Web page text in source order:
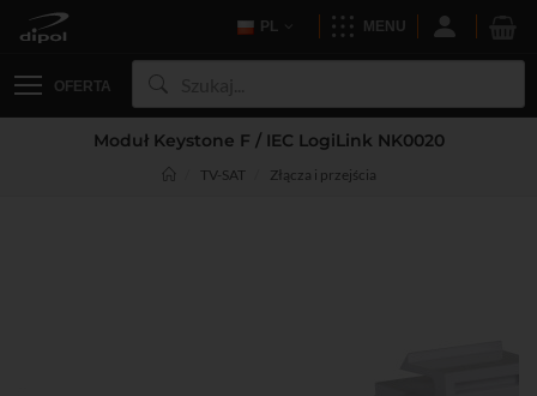
PL MENU
OFERTA
Moduł Keystone F / IEC LogiLink NK0020
TV-SAT Złącza i przejścia